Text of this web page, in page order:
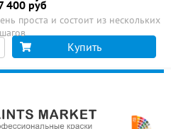
400 руб
Купить
проста и состоит из нескольких
шагов